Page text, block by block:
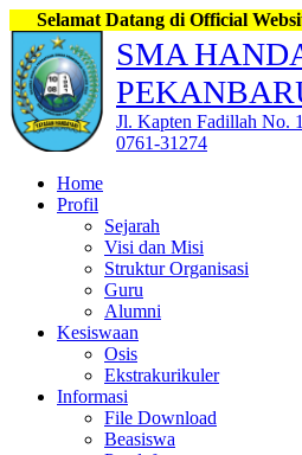
Datang di Official Website SMA
SMA
Jl. Kapten Fadillah No.
0761-31274
Home
Profil
Sejarah
Visi dan Misi
Struktur Organisasi
Guru
Alumni
Kesiswaan
Osis
Ekstrakurikuler
Informasi
File Download
Beasiswa